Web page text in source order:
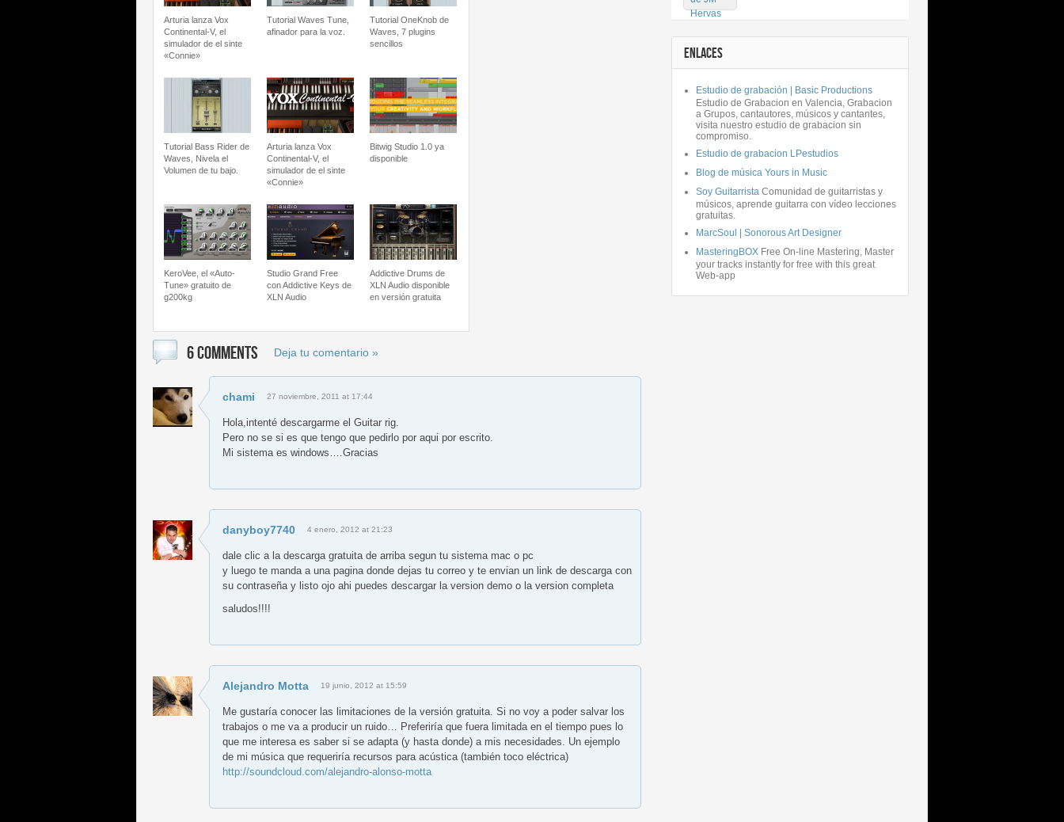
Arturia lanza Vox
Continental-V, el
simulador de el sinte
«Connie»
Tutorial Waves Tune,
afinador para la voz.
Tutorial OneKnob de
Waves, 7 plugins
sencillos
Tutorial Bass Rider de
Waves, Nivela el
Volumen de tu bajo.
Arturia lanza Vox
Continental-V, el
simulador de el sinte
«Connie»
Bitwig Studio 1.0 ya
disponible
KeroVee, el «Auto-
Tune» gratuito de
g200kg
Studio Grand Free
con Addictive Keys de
XLN Audio
Addictive Drums de
XLN Audio disponible
en versión gratuita
6 COMMENTS Deja tu comentario »
chami 27 noviembre, 2011 at 17:44
Hola,intenté descargarme el Guitar rig.
Pero no se si es que tengo que pedirlo por aqui por escrito.
Mi sistema es windows….Gracias
danyboy7740 4 enero, 2012 at 21:23
dale clic a la descarga gratuita de arriba segun tu sistema mac o pc
y luego te manda a una pagina donde dejas tu correo y te envian un link de descarga con
su contraseña y listo ojo ahi puedes descargar la version demo o la version completa
saludos!!!!
Alejandro Motta 19 junio, 2012 at 15:59
Me gustaría conocer las limitaciones de la versión gratuita. Si no voy a poder salvar los
trabajos o me va a producir un ruido… Preferiría que fuera limitada en el tiempo pues lo
que me interesa es saber si se adapta (y hasta donde) a mis necesidades. Un ejemplo
de mi música que requeriría recursos para acústica (también toco eléctrica)
http://soundcloud.com/alejandro-alonso-motta
ENLACES
Estudio de grabación | Basic Productions
Estudio de Grabacion en Valencia, Grabacion
a Grupos, cantautores, músicos y cantantes,
visita nuestro estudio de grabacion sin
compromiso.
Estudio de grabacion LPestudios
Blog de música Yours in Music
Soy Guitarrista Comunidad de guitarristas y
músicos, aprende guitarra con vídeo lecciones
gratuitas.
MarcSoul | Sonorous Art Designer
MasteringBOX Free On-line Mastering, Master
your tracks instantly for free with this great
Web-app